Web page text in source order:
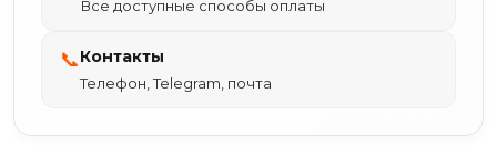
Все доступные способы оплаты
📞Контакты
Телефон, Telegram, почта